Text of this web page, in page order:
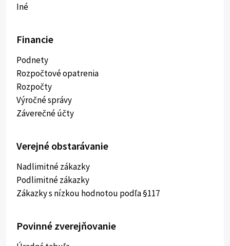
Iné
Financie
Podnety
Rozpočtové opatrenia
Rozpočty
Výročné správy
Záverečné účty
Verejné obstarávanie
Nadlimitné zákazky
Podlimitné zákazky
Zákazky s nízkou hodnotou podľa §117
Povinné zverejňovanie